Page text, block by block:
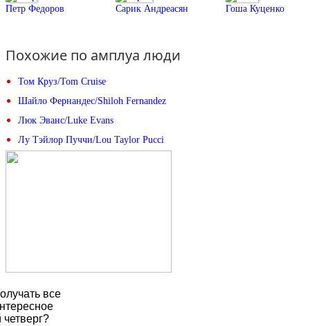
Петр Федоров Сарик Андреасян Гоша Куценко
Похожие по амплуа люди
Том Круз/Tom Cruise
Шайло Фернандес/Shiloh Fernandez
Люк Эванс/Luke Evans
Лу Тэйлор Пуччи/Lou Taylor Pucci
все